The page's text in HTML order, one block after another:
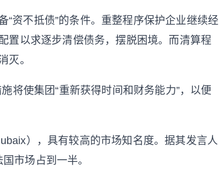
资不抵债”的条件。重整程序保护企业继续经
置以求逐步清偿债务，摆脱困境。而清算程
灭。
将使集团“重新获得时间和财务能力”，以便
），具有较高的市场知名度。据其发言人
市场占到一半。